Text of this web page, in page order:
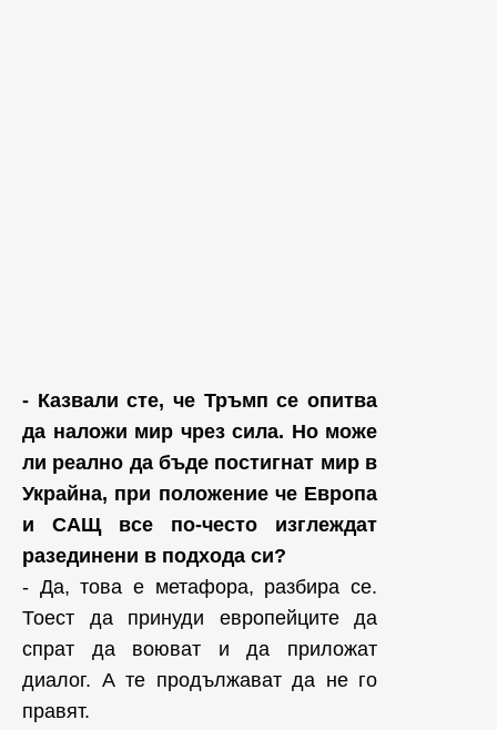
- Казвали сте, че Тръмп се опитва
да наложи мир чрез сила. Но може
ли реално да бъде постигнат мир в
Украйна, при положение че Европа
и САЩ все по-често изглеждат
разединени в подхода си?
- Да, това е метафора, разбира се.
Тоест да принуди европейците да
спрат да воюват и да приложат
диалог. А те продължават да не го
правят.